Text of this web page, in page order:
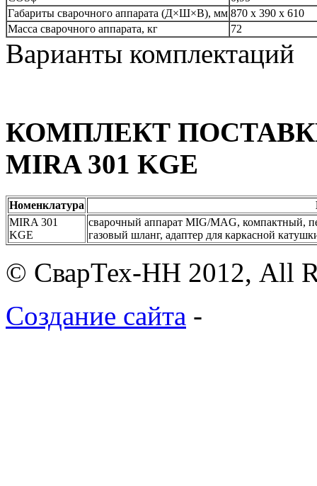
Габариты сварочного аппарата (Д×Ш×В), мм 870 x 390 x 610
Масса сварочного аппарата, кг
72
Варианты комплектаций
КОМПЛЕКТ ПОСТАВКИ
MIRA 301 KGE
Номенклатура
MIRA 301
KGE
сварочный аппарат MIG/MAG, компактный,
газовый шланг, адаптер для каркасной
© СварТех-НН 2012, All
Создание сайта -